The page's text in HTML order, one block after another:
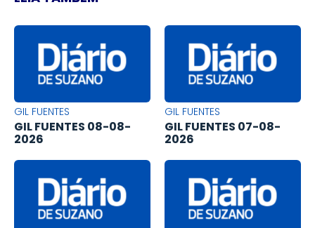
GIL FUENTES
GIL FUENTES 08-08-
2026
GIL FUENTES
GIL FUENTES 07-08-
2026